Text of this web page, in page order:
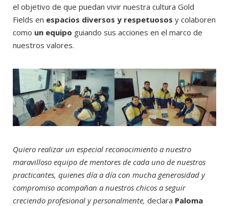
el objetivo de que puedan vivir nuestra cultura Gold
Fields en espacios diversos y respetuosos y colaboren
como un equipo guiando sus acciones en el marco de
nuestros valores.
Quiero realizar un especial reconocimiento a nuestro
maravilloso equipo de mentores de cada uno de nuestros
practicantes, quienes día a día con mucha generosidad y
compromiso acompañan a nuestros chicos a seguir
creciendo profesional y personalmente, declara Paloma